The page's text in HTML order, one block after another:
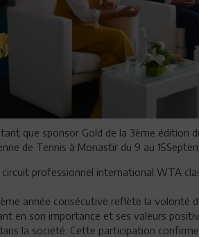
que sponsor Gold de la 3ème édition
de Tennis à Monastir du 9 au
circuit professionnel international WTA
année consécutive reflète la volonté
en son importance et ses valeurs
la société. Cette participation